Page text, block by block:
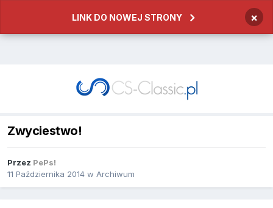
LINK DO NOWEJ STRONY ×
Zwyciestwo!
Przez PePs!
11 Października 2014 w Archiwum